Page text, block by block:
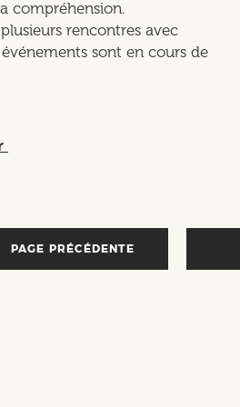
compréhension.
rencontres avec
sont en cours de
<
PAGE PRÉCÉDENTE